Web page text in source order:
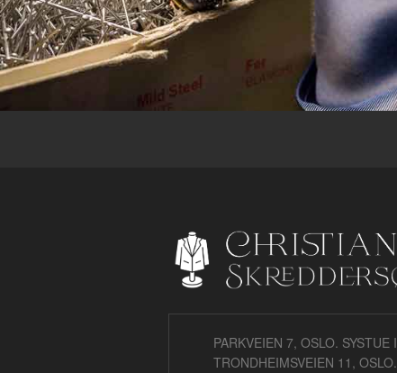
PARKVEIEN 7, OSLO. SYSTUE I
TRONDHEIMSVEIEN 11, OSLO.